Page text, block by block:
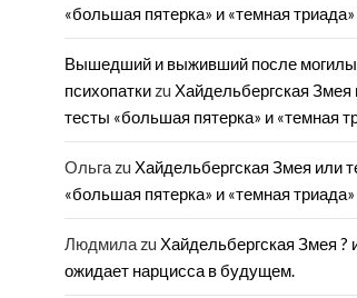
«большая пятерка» и «темная триада»
Вышедший и выживший после могилы
психопатки zu Хайдельбергская Змея
тесты «большая пятерка» и «темная
Ольга zu Хайдельбергская Змея или
«большая пятерка» и «темная триада»
Людмила zu Хайдельбергская Змея ?
ожидает нарцисса в будущем.